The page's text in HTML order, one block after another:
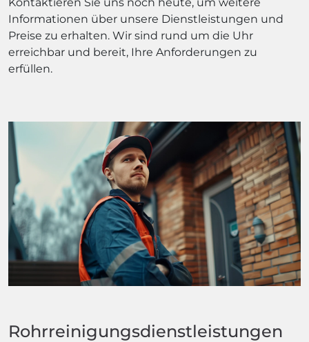
Informationen über unsere Dienstleistungen und
Preise zu erhalten. Wir sind rund um die Uhr
erreichbar und bereit, Ihre Anforderungen zu
erfüllen.
Rohrreinigungsdienstleistungen